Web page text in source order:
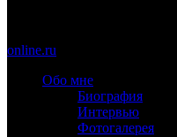
online.ru
Обо мне
Биография
Интервью
Фотогалерея